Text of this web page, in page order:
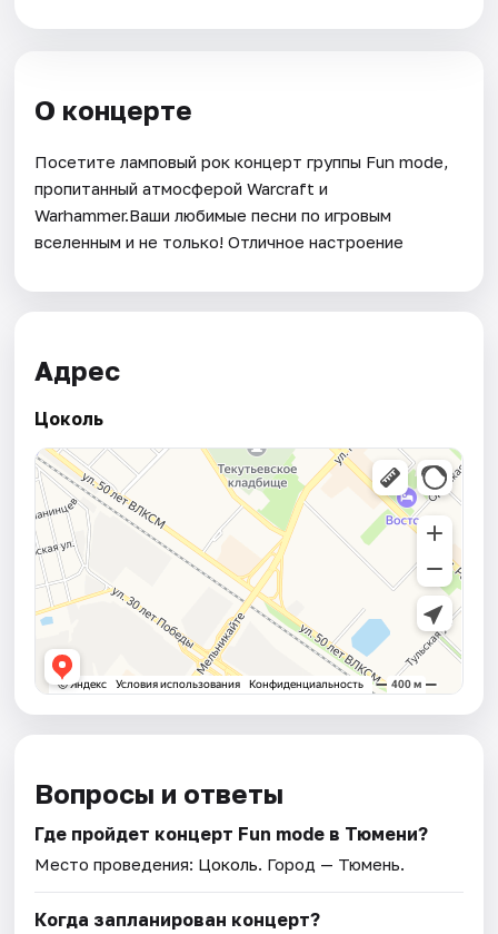
О концерте
Посетите ламповый рок концерт группы Fun mode,
пропитанный атмосферой Warcraft и
Warhammer.Ваши любимые песни по игровым
вселенным и не только! Отличное настроение
Адрес
Цоколь
Вопросы и ответы
Где пройдет концерт Fun mode в Тюмени?
Место проведения: Цоколь. Город — Тюмень.
Когда запланирован концерт?